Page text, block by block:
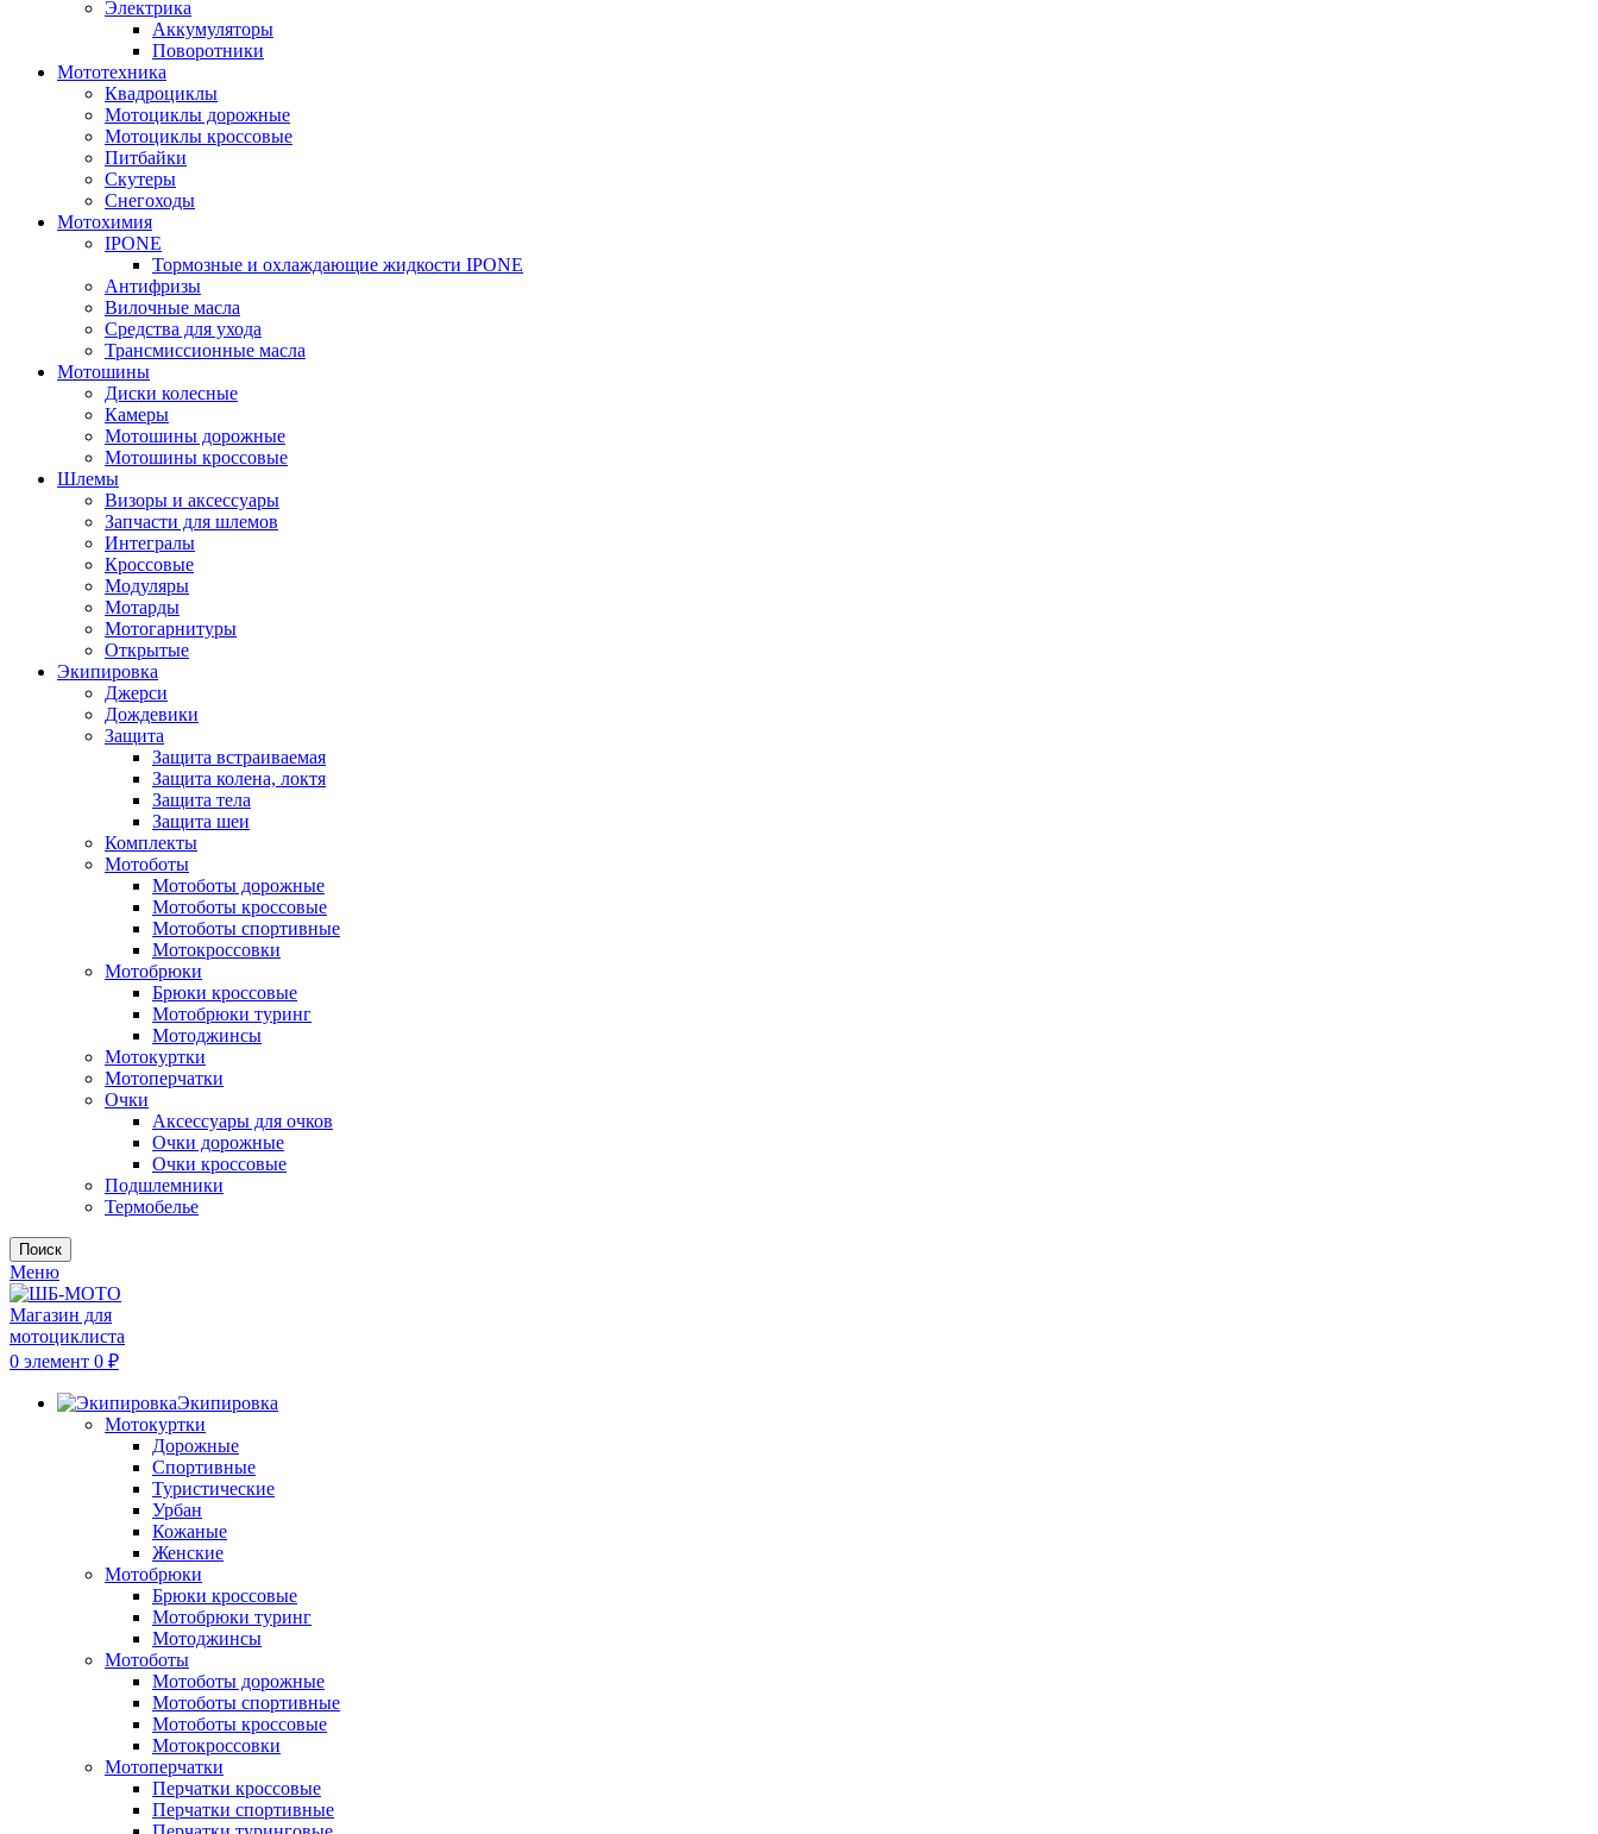
Электрика
Аккумуляторы
Поворотники
Мототехника
Квадроциклы
Мотоциклы дорожные
Мотоциклы кроссовые
Питбайки
Скутеры
Снегоходы
Мотохимия
IPONE
Тормозные и охлаждающие жидкости IPONE
Антифризы
Вилочные масла
Средства для ухода
Трансмиссионные масла
Мотошины
Диски колесные
Камеры
Мотошины дорожные
Мотошины кроссовые
Шлемы
Визоры и аксессуары
Запчасти для шлемов
Интегралы
Кроссовые
Модуляры
Мотарды
Мотогарнитуры
Открытые
Экипировка
Джерси
Дождевики
Защита
Защита встраиваемая
Защита колена, локтя
Защита тела
Защита шеи
Комплекты
Мотоботы
Мотоботы дорожные
Мотоботы кроссовые
Мотоботы спортивные
Мотокроссовки
Мотобрюки
Брюки кроссовые
Мотобрюки туринг
Мотоджинсы
Мотокуртки
Мотоперчатки
Очки
Аксессуары для очков
Очки дорожные
Очки кроссовые
Подшлемники
Термобелье
Поиск
Меню
0 элемент 0 ₽
Экипировка
Мотокуртки
Дорожные
Спортивные
Туристические
Урбан
Кожаные
Женские
Мотобрюки
Брюки кроссовые
Мотобрюки туринг
Мотоджинсы
Мотоботы
Мотоботы дорожные
Мотоботы спортивные
Мотоботы кроссовые
Мотокроссовки
Мотоперчатки
Перчатки кроссовые
Перчатки спортивные